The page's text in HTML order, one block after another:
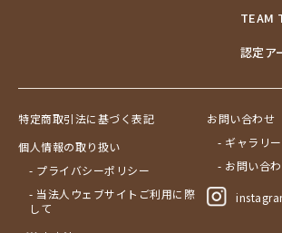
TEAM
認定ア
特定商取引法に基づく表記
個人情報の取り扱い
- プライバシーポリシー
- 当法人ウェブサイトご利用に際
して
お問い合わせ
- ギャラリ
- お問い合